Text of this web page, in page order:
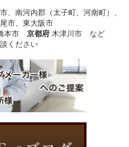
、南河内郡（太子町、河南町）、
市、東大阪市
本市京都府 木津川市 など
ください